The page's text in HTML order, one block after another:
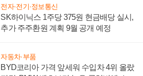
전자·전기·정보통신
SK하이닉스 1주당 375원 현금배당 실시,
추가 주주환원 계획 9월 공개 예정
자동차·부품
BYD코리아 가격 앞세워 수입차 4위 올랐